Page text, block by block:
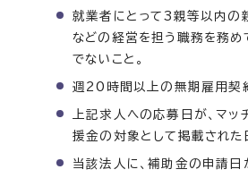
就業者にとって3親等以内の
などの経営を担う職務を務め
でないこと。
週20時間以上の無期雇用契
上記求人への応募日が、マッ
援金の対象として掲載された
当該法人に、補助金の申請日